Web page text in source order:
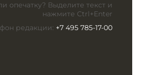
опечатку? Выделите текст и
нажмите Ctrl+Enter
редакции: +7 495 785-17-00